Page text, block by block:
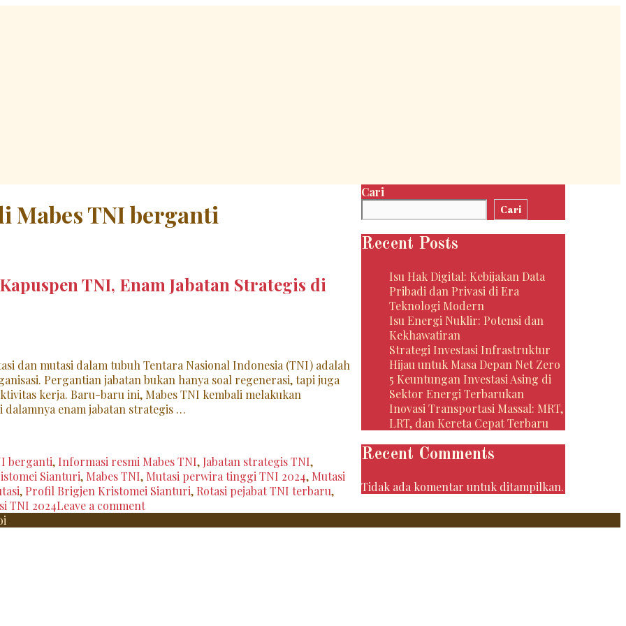
Mabes TNI berganti
TNI, Enam Jabatan Strategis di
dan mutasi dalam tubuh Tentara Nasional Indonesia (TNI) adalah
Pergantian jabatan bukan hanya soal regenerasi, tapi juga
kerja. Baru-baru ini, Mabes TNI kembali melakukan
enam jabatan strategis …
berganti, Informasi resmi Mabes TNI, Jabatan strategis TNI,
Sianturi, Mabes TNI, Mutasi perwira tinggi TNI 2024, Mutasi
, Profil Brigjen Kristomei Sianturi, Rotasi pejabat TNI terbaru,
TNI 2024Leave a comment
Cari
Cari
Recent Posts
Isu Hak Digital: Kebijakan Data
Pribadi dan Privasi di Era
Teknologi Modern
Isu Energi Nuklir: Potensi dan
Kekhawatiran
Strategi Investasi Infrastruktur
Hijau untuk Masa Depan Net Zero
5 Keuntungan Investasi Asing di
Sektor Energi Terbarukan
Inovasi Transportasi Massal: MRT,
LRT, dan Kereta Cepat Terbaru
Recent Comments
Tidak ada komentar untuk ditampilkan.